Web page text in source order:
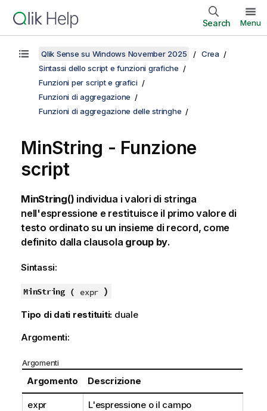
Search Menu
Qlik Sense su Windows November 2025
Crea
Sintassi dello script e funzioni grafiche
Funzioni per script e grafici
Funzioni di aggregazione
Funzioni di aggregazione delle stringhe
MinString - Funzione
script
MinString() individua i valori di stringa
nell'espressione e restituisce il primo valore di
testo ordinato su un insieme di record, come
definito dalla clausola group by.
Sintassi:
MinString ( expr )
Tipo di dati restituiti: duale
Argomenti:
Argomenti
Argomento Descrizione
expr
L'espressione o il campo